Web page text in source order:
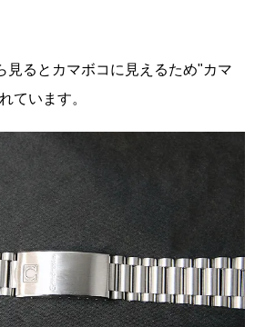
見るとカマボコに見えるため"カマ
ています。